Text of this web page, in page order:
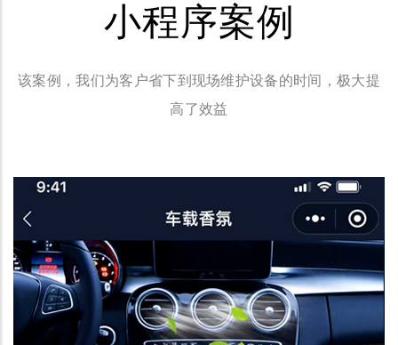
小程序案例
该案例，我们为客户省下到现场维护设备的时间，极大提
高了效益